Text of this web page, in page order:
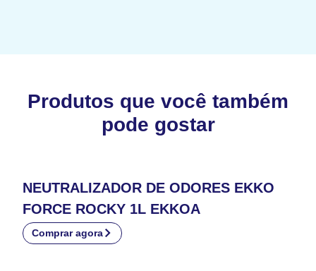
Produtos que você também
pode gostar
NEUTRALIZADOR DE ODORES EKKO
FORCE ROCKY 1L EKKOA
Comprar agora